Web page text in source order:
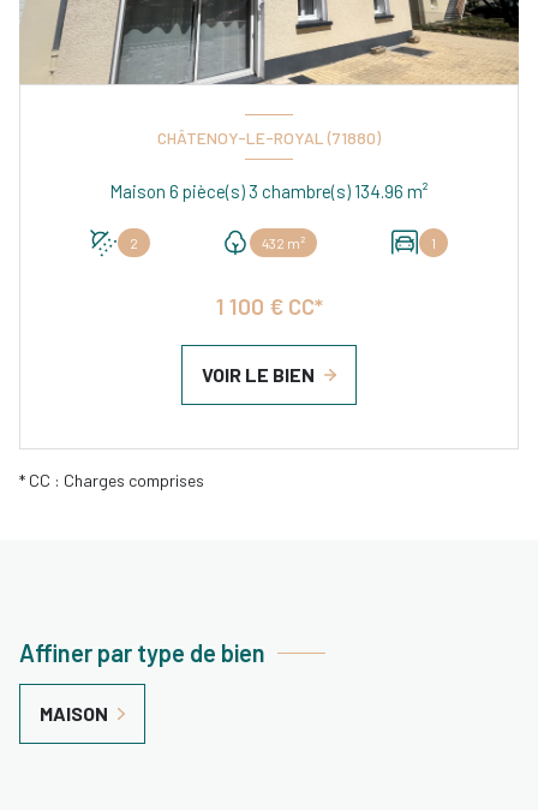
CHÂTENOY-LE-ROYAL (71880)
Maison 6 pièce(s) 3 chambre(s) 134.96 m²
2 432 m² 1
1 100 € CC*
VOIR LE BIEN
* CC : Charges comprises
Affiner par type de bien
MAISON